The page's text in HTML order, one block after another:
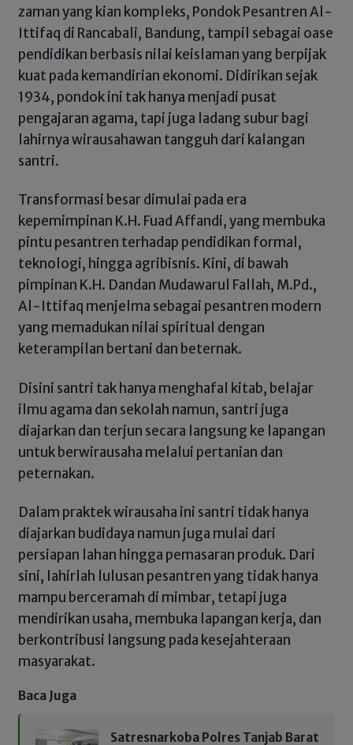
zaman yang kian kompleks, Pondok Pesantren Al-
Ittifaq di Rancabali, Bandung, tampil sebagai oase
pendidikan berbasis nilai keislaman yang berpijak
kuat pada kemandirian ekonomi. Didirikan sejak
1934, pondok ini tak hanya menjadi pusat
pengajaran agama, tapi juga ladang subur bagi
lahirnya wirausahawan tangguh dari kalangan
santri.
Transformasi besar dimulai pada era
kepemimpinan K.H. Fuad Affandi, yang membuka
pintu pesantren terhadap pendidikan formal,
teknologi, hingga agribisnis. Kini, di bawah
pimpinan K.H. Dandan Mudawarul Fallah, M.Pd.,
Al-Ittifaq menjelma sebagai pesantren modern
yang memadukan nilai spiritual dengan
keterampilan bertani dan beternak.
Disini santri tak hanya menghafal kitab, belajar
ilmu agama dan sekolah namun, santri juga
diajarkan dan terjun secara langsung ke lapangan
untuk berwirausaha melalui pertanian dan
peternakan.
Dalam praktek wirausaha ini santri tidak hanya
diajarkan budidaya namun juga mulai dari
persiapan lahan hingga pemasaran produk. Dari
sini, lahirlah lulusan pesantren yang tidak hanya
mampu berceramah di mimbar, tetapi juga
mendirikan usaha, membuka lapangan kerja, dan
berkontribusi langsung pada kesejahteraan
masyarakat.
Baca Juga
Satresnarkoba Polres Tanjab Barat